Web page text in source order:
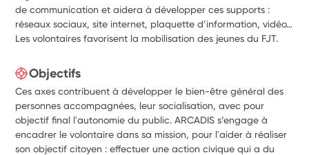
de communication et aidera à développer ces supports :
réseaux sociaux, site internet, plaquette d’information, vidéo…
Les volontaires favorisent la mobilisation des jeunes du FJT.
Objectifs
Ces axes contribuent à développer le bien-être général des
personnes accompagnées, leur socialisation, avec pour
objectif final l'autonomie du public. ARCADIS s’engage à
encadrer le volontaire dans sa mission, pour l'aider à réaliser
son objectif citoyen : effectuer une action civique qui a du